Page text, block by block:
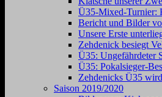
Ü35-Mixed-Turnier:
Bericht und Bilder
Unsere Erste
Zehdenick besiegt
Ü35: Ungefährdeter
Ü35: Pokalsieger-
Zehdenicks Ü35
Saison 2019/2020